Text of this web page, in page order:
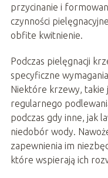
przycinanie i
czynności
obfite kwitnienie.
Podczas pielęgnacji
specyficzne
Niektóre krzewy, takie
regularnego
podczas gdy inne, jak
niedobór wody.
zapewnienia im
które wspierają ich